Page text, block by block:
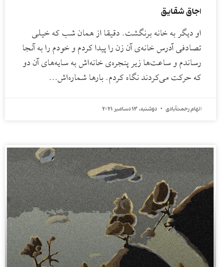
اجاق شقایق
او دیگر به خانه برنگشت. دقیقا از همان شب که خیلی
تصادفی آدرس خانه‌ی آن زن را پیدا کردم و خودم را به آنجا
رساندم و ساعت‌ها زیر پنجره‌ی خانه‌اش به سایه‌های آن دو
که حرکت می‌کردند نگاه کردم. بارها شماره‌اش…
الهام رحمت‌آبادی دوشنبه، 13 دسامبر 2021